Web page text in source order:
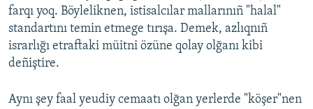
farqı yoq. Böyleliknen, istisalcılar mallarınıñ "halal"
standartını temin etmege tırışa. Demek, azlıqnıñ
israrlığı etraftaki müitni özüne qolay olğanı kibi
deñiştire.
Aynı şey faal yeudiy cemaatı olğan yerlerde "köşer"nen